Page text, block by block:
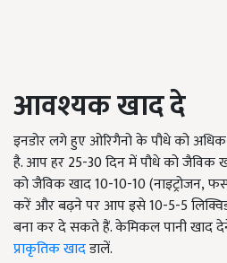
आवश्यक खाद दे
इनडोर लगे हुए ओरिगैनो के पौधे को
है. आप हर 25-30 दिन में पौधे को जैविक
को जैविक खाद 10-10-10 (नाइट्रोजन,
करें और बढ़ने पर आप इसे 10-5-5
बना कर दे सकते हैं. केमिकल पानी खाद
प्राकृतिक खादडालें.